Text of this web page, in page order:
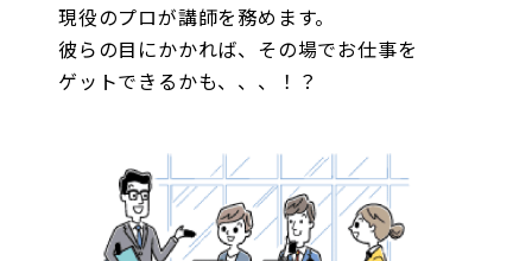
現役のプロが講師を務めます。
彼らの目にかかれば、その場でお仕事を
ゲットできるかも、、、！？